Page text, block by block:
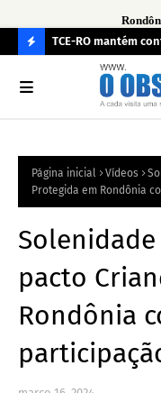
O
R
TCE-RO mantém
multa e caso pode
Página inicial Vídeos
Protegida em Rondônia
pacto
Rondônia